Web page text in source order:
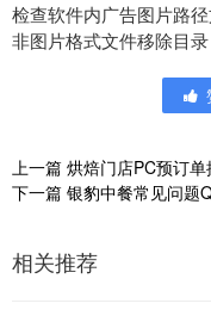
检查软件内广告图片路
非图片格式文件移除目录
上一篇 烘焙门店PC预订
下一篇 银豹中餐常见问题
相关推荐